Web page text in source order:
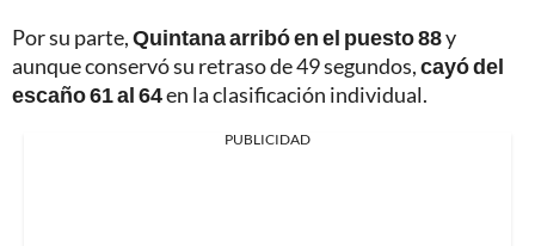
Por su parte,Quintanaarribó en el puesto 88y
aunque conservó su retraso de 49 segundos,cayó del
escaño 61 al 64en la clasificación individual.
PUBLICIDAD